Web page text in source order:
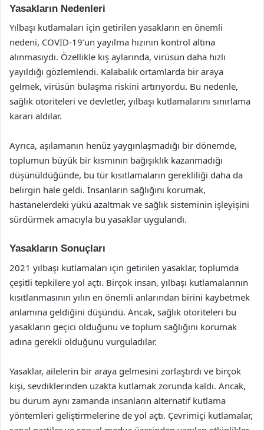
Yasakların Nedenleri
Yılbaşı kutlamaları için getirilen yasakların en önemli
nedeni, COVID-19’un yayılma hızının kontrol altına
alınmasıydı. Özellikle kış aylarında, virüsün daha hızlı
yayıldığı gözlemlendi. Kalabalık ortamlarda bir araya
gelmek, virüsün bulaşma riskini artırıyordu. Bu nedenle,
sağlık otoriteleri ve devletler, yılbaşı kutlamalarını sınırlama
kararı aldılar.
Ayrıca, aşılamanın henüz yaygınlaşmadığı bir dönemde,
toplumun büyük bir kısmının bağışıklık kazanmadığı
düşünüldüğünde, bu tür kısıtlamaların gerekliliği daha da
belirgin hale geldi. İnsanların sağlığını korumak,
hastanelerdeki yükü azaltmak ve sağlık sisteminin işleyişini
sürdürmek amacıyla bu yasaklar uygulandı.
Yasakların Sonuçları
2021 yılbaşı kutlamaları için getirilen yasaklar, toplumda
çeşitli tepkilere yol açtı. Birçok insan, yılbaşı kutlamalarının
kısıtlanmasının yılın en önemli anlarından birini kaybetmek
anlamına geldiğini düşündü. Ancak, sağlık otoriteleri bu
yasakların geçici olduğunu ve toplum sağlığını korumak
adına gerekli olduğunu vurguladılar.
Yasaklar, ailelerin bir araya gelmesini zorlaştırdı ve birçok
kişi, sevdiklerinden uzakta kutlamak zorunda kaldı. Ancak,
bu durum aynı zamanda insanların alternatif kutlama
yöntemleri geliştirmelerine de yol açtı. Çevrimiçi kutlamalar,